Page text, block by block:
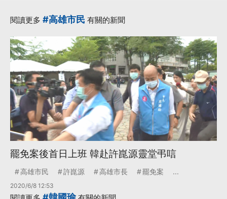
閱讀更多 #高雄市民 有關的新聞
罷免案後首日上班 韓赴許崑源靈堂弔唁
高雄市民 許崑源 高雄市長 罷免案 ...
2020/6/8 12:53